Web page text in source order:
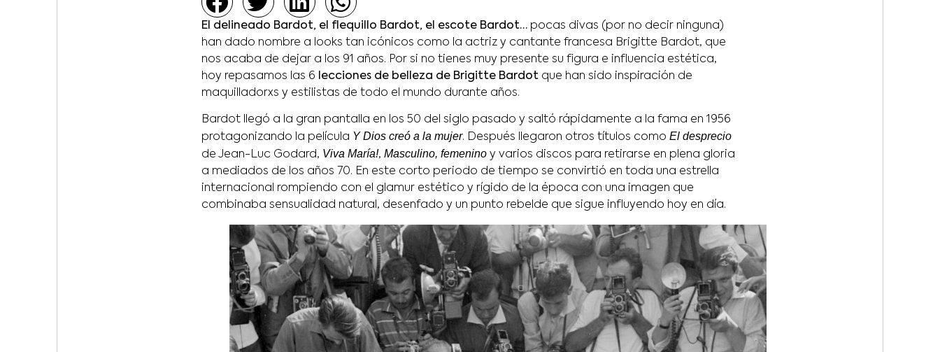
El delineado Bardot, el flequillo Bardot, el escote Bardot… pocas divas (por no decir ninguna)
han dado nombre a looks tan icónicos como la actriz y cantante francesa Brigitte Bardot, que
nos acaba de dejar a los 91 años. Por si no tienes muy presente su figura e influencia estética,
hoy repasamos las 6 lecciones de belleza de Brigitte Bardot que han sido inspiración de
maquilladorxs y estilistas de todo el mundo durante años.
Bardot llegó a la gran pantalla en los 50 del siglo pasado y saltó rápidamente a la fama en 1956
protagonizando la película Y Dios creó a la mujer. Después llegaron otros títulos como El desprecio
de Jean-Luc Godard, Viva María!, Masculino, femenino y varios discos para retirarse en plena gloria
a mediados de los años 70. En este corto periodo de tiempo se convirtió en toda una estrella
internacional rompiendo con el glamur estético y rígido de la época con una imagen que
combinaba sensualidad natural, desenfado y un punto rebelde que sigue influyendo hoy en día.